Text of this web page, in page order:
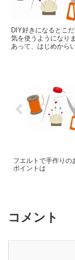
DIY好きになるとこ
気を使うようになり
あって、はじめから
フエルトで手作りの
ポイントは
コメント